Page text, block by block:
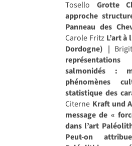
Tosello Grotte
approche
Panneau des
Carole Fritz L’art à
Dordogne) |
salmonidés :
phénomènes
statistique des
Citerne Kraft und
message de «
dans l’art
Peut-on